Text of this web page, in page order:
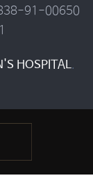
838-91-00650
HOSPITAL.